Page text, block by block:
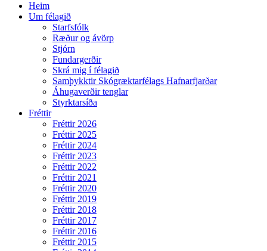
Heim
Um félagið
Starfsfólk
Ræður og ávörp
Stjórn
Fundargerðir
Skrá mig í félagið
Samþykktir Skógræktarfélags Hafnarfjarðar
Áhugaverðir tenglar
Styrktarsíða
Fréttir
Fréttir 2026
Fréttir 2025
Fréttir 2024
Fréttir 2023
Fréttir 2022
Fréttir 2021
Fréttir 2020
Fréttir 2019
Fréttir 2018
Fréttir 2017
Fréttir 2016
Fréttir 2015